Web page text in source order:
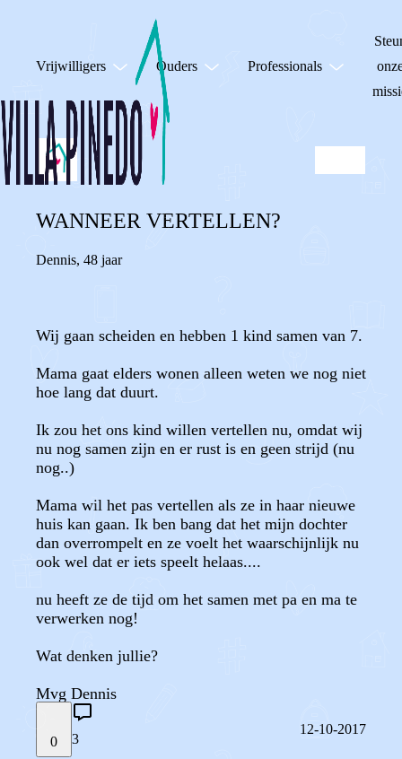
Vrijwilligers Ouders Professionals
WANNEER VERTELLEN?
Dennis, 48 jaar
Wij gaan scheiden en hebben 1 kind samen van 7.
Mama gaat elders wonen alleen weten we nog niet
hoe lang dat duurt.
Ik zou het ons kind willen vertellen nu, omdat wij
nu nog samen zijn en er rust is en geen strijd (nu
nog..)
Mama wil het pas vertellen als ze in haar nieuwe
huis kan gaan. Ik ben bang dat het mijn dochter
dan overrompelt en ze voelt het waarschijnlijk nu
ook wel dat er iets speelt helaas....
nu heeft ze de tijd om het samen met pa en ma te
verwerken nog!
Wat denken jullie?
Mvg Dennis
0 3
12-10-2017